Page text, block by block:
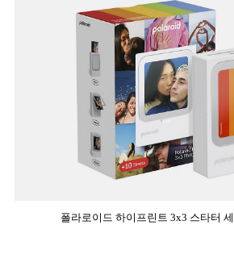
폴라로이드 하이프린트 3x3 스타터